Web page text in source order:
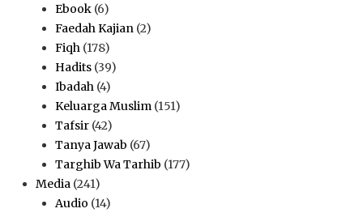
Ebook (6)
Faedah Kajian (2)
Fiqh (178)
Hadits (39)
Ibadah (4)
Keluarga Muslim (151)
Tafsir (42)
Tanya Jawab (67)
Targhib Wa Tarhib (177)
Media (241)
Audio (14)